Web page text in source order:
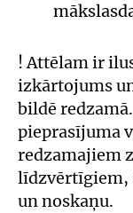
! Attēlam ir
izkārtojums
bildē
pieprasījuma
redzamajiem
līdzvērtīgiem,
un noskaņu.